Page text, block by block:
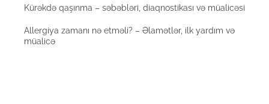
Kürəkdə qaşınma – səbəbləri, diaqnostikası və müalicəsi
Allergiya zamanı nə etməli? – Əlamətlər, ilk yardım və
müalicə